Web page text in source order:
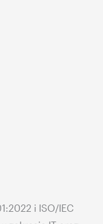
i ISO/IEC